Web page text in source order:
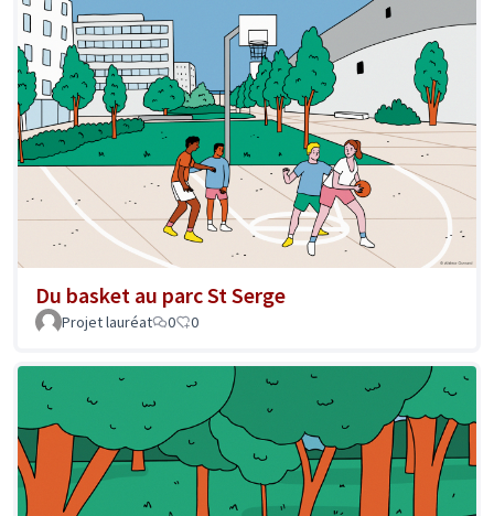
Du basket au parc St Serge
Projet lauréat 0 0